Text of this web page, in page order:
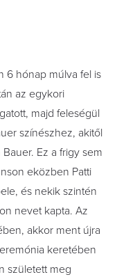
6 hónap múlva fel is
az egykori
majd feleségül
színészhez, akitől
Ez a frigy sem
eközben Patti
és nekik szintén
nevet kapta. Az
akkor ment újra
keretében
született meg